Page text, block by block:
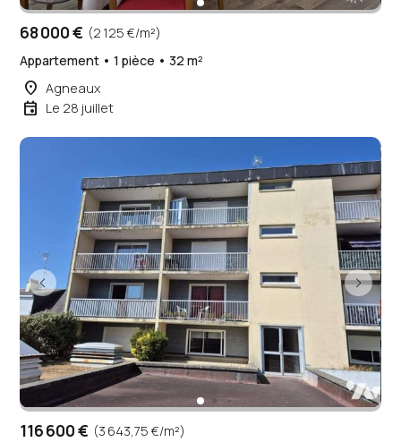
68 000 € (2 125 €/m²)
Appartement • 1 pièce • 32 m²
place Agneaux
event Le 28 juillet
116 600 € (3 643,75 €/m²)